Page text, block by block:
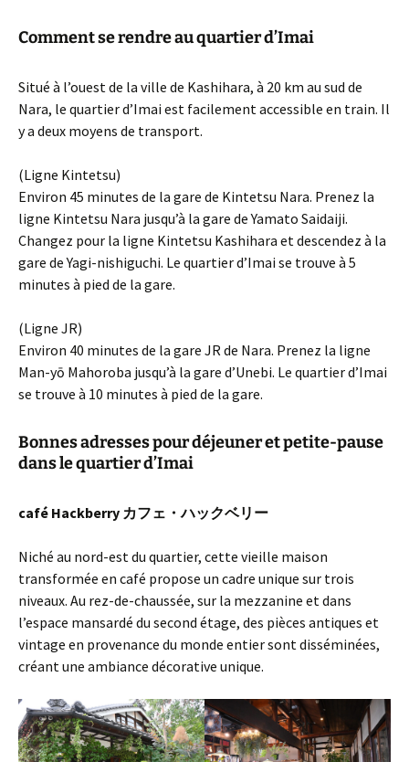
Comment se rendre au quartier d’Imai
Situé à l’ouest de la ville de Kashihara, à 20 km au sud de
Nara, le quartier d’Imai est facilement accessible en train. Il
y a deux moyens de transport.
(Ligne Kintetsu)
Environ 45 minutes de la gare de Kintetsu Nara. Prenez la
ligne Kintetsu Nara jusqu’à la gare de Yamato Saidaiji.
Changez pour la ligne Kintetsu Kashihara et descendez à la
gare de Yagi-nishiguchi. Le quartier d’Imai se trouve à 5
minutes à pied de la gare.
(Ligne JR)
Environ 40 minutes de la gare JR de Nara. Prenez la ligne
Man-yō Mahoroba jusqu’à la gare d’Unebi. Le quartier d’Imai
se trouve à 10 minutes à pied de la gare.
Bonnes adresses pour déjeuner et petite-pause
dans le quartier d’Imai
café Hackberry カフェ・ハックベリー
Niché au nord-est du quartier, cette vieille maison
transformée en café propose un cadre unique sur trois
niveaux. Au rez-de-chaussée, sur la mezzanine et dans
l’espace mansardé du second étage, des pièces antiques et
vintage en provenance du monde entier sont disséminées,
créant une ambiance décorative unique.